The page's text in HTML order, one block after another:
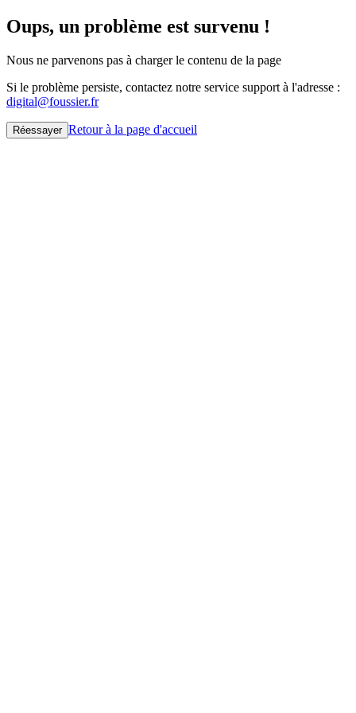
Oups, un problème est survenu !
Nous ne parvenons pas à charger le contenu de la page
Si le problème persiste, contactez notre service support à l'adresse :
digital@foussier.fr
Réessayer Retour à la page d'accueil